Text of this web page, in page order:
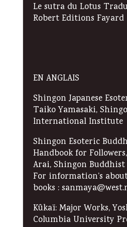
Le sutra du Lotus
Robert Editions Fayard
EN ANGLAIS
Shingon Japanese
Taiko Yamasaki,
International Institute
Shingon Esoteric
Handbook for
Arai, Shingon Buddhist
For information’s
books :
Kûkaï: Major Works,
Columbia University